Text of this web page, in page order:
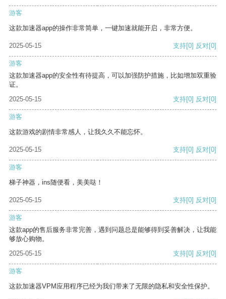
游客
这款加速器app的操作非常简单，一键加速就能开启，非常方便。
2025-05-15 支持[0] 反对[0]
游客
这款加速器app的安全性有待提高，可以加强防护措施，比如增加双重验
证。
2025-05-15
支持[0] 反对[0]
游客
这款游戏的剧情非常感人，让我久久不能忘怀。
2025-05-15 支持[0] 反对[0]
游客
梯子神器，ins随便看，美美哒！
2025-05-15 支持[0] 反对[0]
游客
这款app的售后服务非常完善，遇到问题总是能够得到妥善解决，让我能
够放心购物。
2025-05-15
支持[0] 反对[0]
游客
这款加速器VPM应用程序已经为我们带来了无限的隐私和安全性保护。